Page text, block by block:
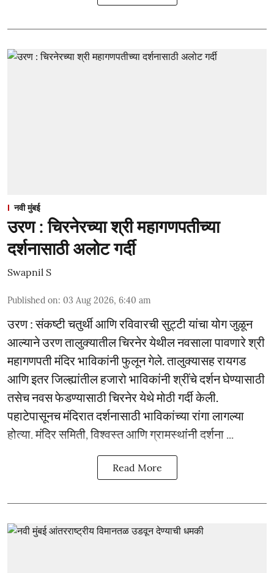
नवी मुंबई
उरण : चिरनेरच्या श्री महागणपतीच्या
दर्शनासाठी अलोट गर्दी
Swapnil S
Published on: 03 Aug 2026, 6:40 am
उरण : संकष्टी चतुर्थी आणि रविवारची सुट्टी यांचा योग जुळून
आल्याने उरण तालुक्यातील चिरनेर येथील नवसाला पावणारे श्री
महागणपती मंदिर भाविकांनी फुलून गेले. तालुक्यासह रायगड
आणि इतर जिल्ह्यांतील हजारो भाविकांनी श्रींचे दर्शन घेण्यासाठी
तसेच नवस फेडण्यासाठी चिरनेर येथे मोठी गर्दी केली.
पहाटेपासूनच मंदिरात दर्शनासाठी भाविकांच्या रांगा लागल्या
होत्या. मंदिर समिती, विश्वस्त आणि ग्रामस्थांनी दर्शना ...
Read More